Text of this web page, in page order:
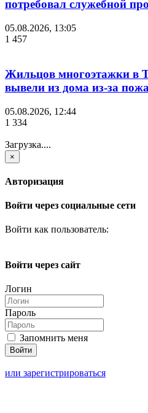
потребовал служебной
05.08.2026, 13:05
1 457
Жильцов многоэтажки в
вывели из дома из-за
05.08.2026, 12:44
1 334
Загрузка....
×
Авторизация
Войти через социальные сети
Войти как пользователь:
Войти через сайт
Логин
Пароль
Запомнить меня
или зарегистрироваться